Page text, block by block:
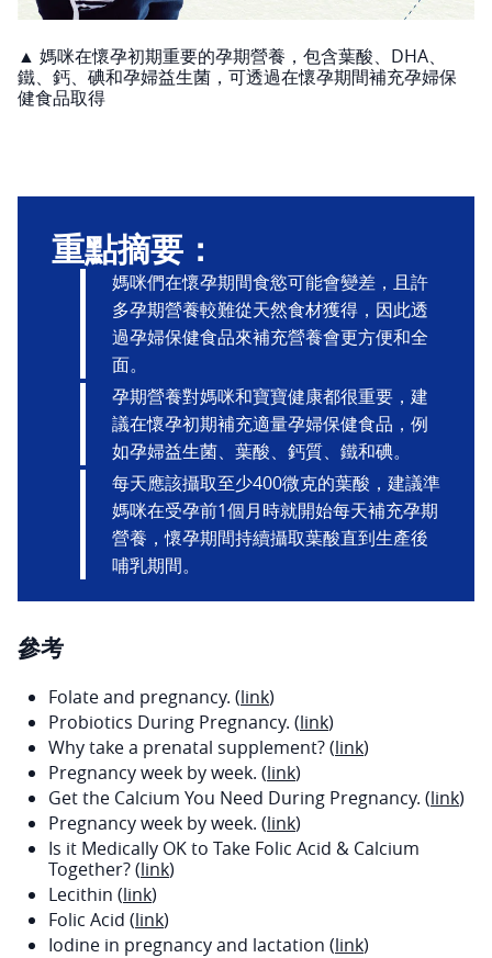
▲ 媽咪在懷孕初期重要的孕期營養，包含葉酸、DHA、
鐵、鈣、碘和孕婦益生菌，可透過在懷孕期間補充孕婦保
健食品取得
重點摘要：
媽咪們在懷孕期間食慾可能會變差，且許
多孕期營養較難從天然食材獲得，因此透
過孕婦保健食品來補充營養會更方便和全
面。
孕期營養對媽咪和寶寶健康都很重要，建
議在懷孕初期補充適量孕婦保健食品，例
如孕婦益生菌、葉酸、鈣質、鐵和碘。
每天應該攝取至少400微克的葉酸，建議準
媽咪在受孕前1個月時就開始每天補充孕期
營養，懷孕期間持續攝取葉酸直到生產後
哺乳期間。
參考
Folate and pregnancy. (link)
Probiotics During Pregnancy. (link)
Why take a prenatal supplement? (link)
Pregnancy week by week. (link)
Get the Calcium You Need During Pregnancy. (link)
Pregnancy week by week. (link)
Is it Medically OK to Take Folic Acid & Calcium
Together? (link)
Lecithin (link)
Folic Acid (link)
Iodine in pregnancy and lactation (link)